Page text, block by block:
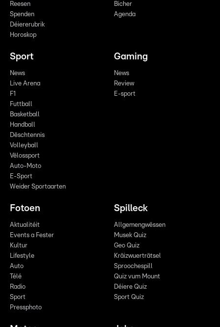
Reesen
Spenden
Déiererubrik
Horoskop
Bicher
Agenda
Sport
News
Live Arena
F1
Futtball
Basketball
Handball
Dëschtennis
Volleyball
Vëlossport
Auto-Moto
E-Sport
Weider Sportaarten
Gaming
News
Review
E-sport
Fotoen
Aktualitéit
Events a Fester
Kultur
Lifestyle
Auto
Télé
Radio
Sport
Pressphoto
Spilleck
Allgemengwëssen
Musek Quiz
Geo Quiz
Kräizwuerträtsel
Sproochespill
Quiz vum Mount
Déiere Quiz
Sport Quiz